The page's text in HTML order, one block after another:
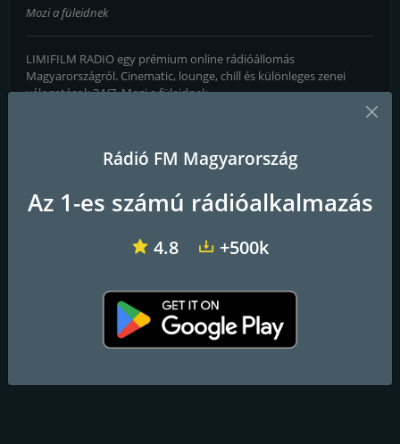
Mozi a füleidnek
LIMIFILM RADIO egy prémium online rádióállomás
Magyarországról. Cinematic, lounge, chill és különleges zenei
válogatások 24/7. Mozi a füleidnek.
: Online
Kapcsolatok
Rádió FM Magyarország
Az 1-es számú rádióalkalmazás
4.8 +500k